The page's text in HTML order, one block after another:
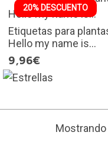
20% DESCUENTO
Etiquetas para
Hello my name is...
9,96€